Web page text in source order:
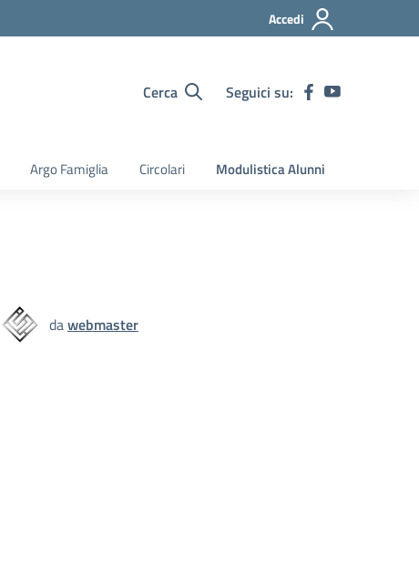
Accedi
Cerca Seguici su:
Argo Famiglia Circolari Modulistica Alunni
dawebmaster